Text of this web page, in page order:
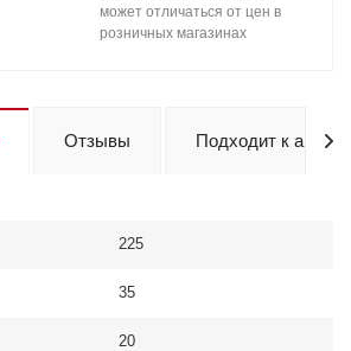
может отличаться от цен в
розничных магазинах
Отзывы Подходит к авто
225
35
20